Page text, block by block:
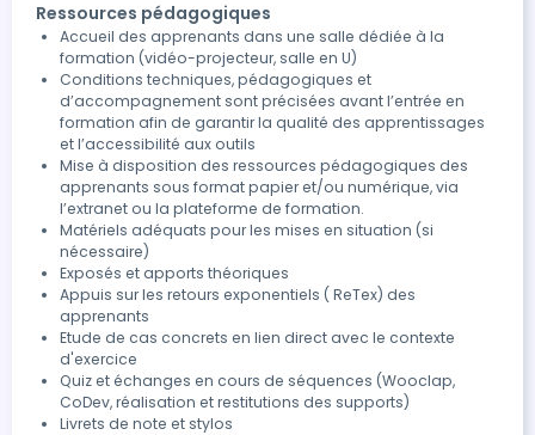
Ressources pédagogiques
Accueil des apprenants dans une salle dédiée à la
formation (vidéo-projecteur, salle en U)
Conditions techniques, pédagogiques et
d’accompagnement sont précisées avant l’entrée en
formation afin de garantir la qualité des apprentissages
et l’accessibilité aux outils
Mise à disposition des ressources pédagogiques des
apprenants sous format papier et/ou numérique, via
l’extranet ou la plateforme de formation.
Matériels adéquats pour les mises en situation (si
nécessaire)
Exposés et apports théoriques
Appuis sur les retours exponentiels ( ReTex) des
apprenants
Etude de cas concrets en lien direct avec le contexte
d'exercice
Quiz et échanges en cours de séquences (Wooclap,
CoDev, réalisation et restitutions des supports)
Livrets de note et stylos